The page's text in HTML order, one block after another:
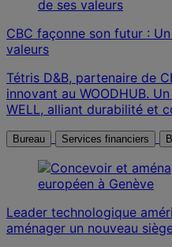
CBC façonne son futur :
valeurs
Tétris D&B, partenaire de
innovant au WOODHUB.
WELL, alliant durabilité et
Bureau Services financiers
Leader technologique
aménager un nouveau